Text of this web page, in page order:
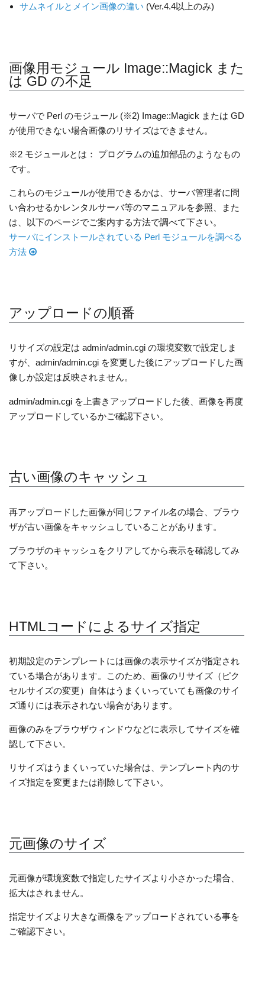
サムネイルとメイン画像の違い (Ver.4.4以上のみ)
画像用モジュール Image::Magick また
は GD の不足
サーバで Perl のモジュール (※2) Image::Magick または GD
が使用できない場合画像のリサイズはできません。
※2 モジュールとは： プログラムの追加部品のようなもの
です。
これらのモジュールが使用できるかは、サーバ管理者に問
い合わせるかレンタルサーバ等のマニュアルを参照、また
は、以下のページでご案内する方法で調べて下さい。
サーバにインストールされている Perl モジュールを調べる
方法
アップロードの順番
リサイズの設定は admin/admin.cgi の環境変数で設定しま
すが、admin/admin.cgi を変更した後にアップロードした画
像しか設定は反映されません。
admin/admin.cgi を上書きアップロードした後、画像を再度
アップロードしているかご確認下さい。
古い画像のキャッシュ
再アップロードした画像が同じファイル名の場合、ブラウ
ザが古い画像をキャッシュしていることがあります。
ブラウザのキャッシュをクリアしてから表示を確認してみ
て下さい。
HTMLコードによるサイズ指定
初期設定のテンプレートには画像の表示サイズが指定され
ている場合があります。このため、画像のリサイズ（ピク
セルサイズの変更）自体はうまくいっていても画像のサイ
ズ通りには表示されない場合があります。
画像のみをブラウザウィンドウなどに表示してサイズを確
認して下さい。
リサイズはうまくいっていた場合は、テンプレート内のサ
イズ指定を変更または削除して下さい。
元画像のサイズ
元画像が環境変数で指定したサイズより小さかった場合、
拡大はされません。
指定サイズより大きな画像をアップロードされている事を
ご確認下さい。